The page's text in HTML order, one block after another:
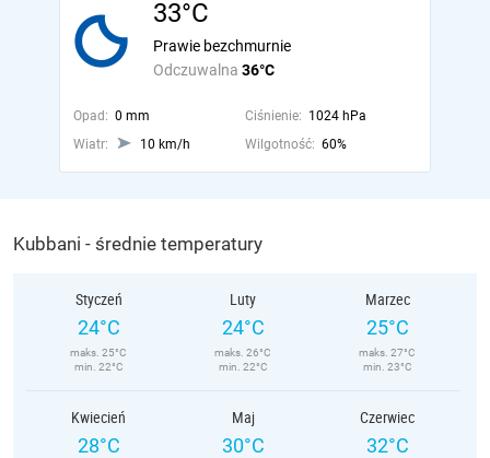
33°C
Odczuwalna 36°C
Prawie bezchmurnie
Opad: 0 mm Ciśnienie: 1024 hPa
Wiatr:
10 km/h Wilgotność: 60%
Kubbani - średnie temperatury
Styczeń
24°C
maks. 25°C
min. 22°C
Luty
24°C
maks. 26°C
min. 22°C
Marzec
25°C
maks. 27°C
min. 23°C
Kwiecień
28°C
Maj
30°C
Czerwiec
32°C